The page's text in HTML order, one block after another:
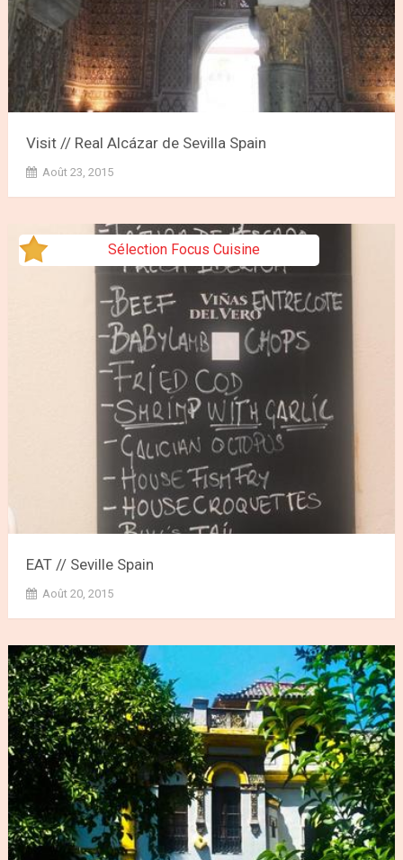
Visit // Real Alcázar de Sevilla Spain
Août 23, 2015
Sélection Focus Cuisine
EAT // Seville Spain
Août 20, 2015